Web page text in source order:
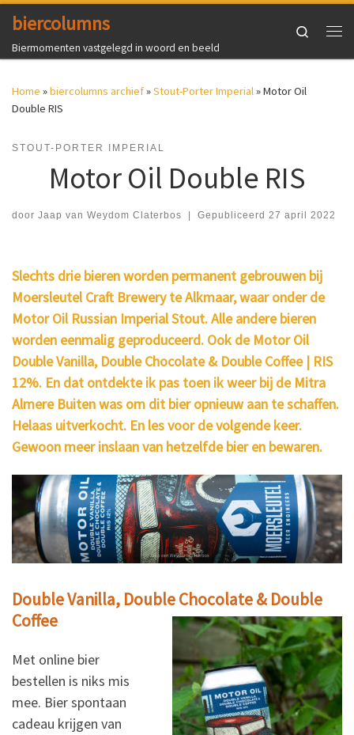
Ga naar inhoud
biercolumns
Biermomenten vastgelegd in woord en beeld
Search
Home »biercolumns archief»Stout-Porter Imperial »Motor Oil
Double RIS
STOUT-PORTER IMPERIAL
Motor Oil Double RIS
door Jaap van Weydom Claterbos Gepubliceerd 27 april 2022
Slechts drie bieren worden permanent gebrouwen bij
Moersleutel Craft Brewery te Alkmaar, waar onder de
Motor Oil Russian Imperial Stout. Alle andere bieren
worden eenmalig geproduceerd. Ook de Motor Oil
Double Vanilla, Double Chocolate & Double Coffee | RIS
12%. En dat ontdekte ik pas toen ik weer bij de Mitra
Almere Buiten was om dit bier opnieuw aan te schaffen.
Helaas uitverkocht. En les voor de volgende keer.
Gewoon meer inslaan van hetzelfde bier en bewaren.
Double Vanilla, Double Chocolate & Double
Coffee
Met online bier
bestellen is niks mis
mee. Bier spontaan
cadeau krijgen van